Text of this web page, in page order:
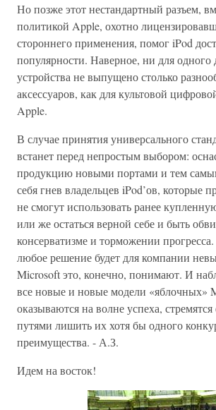
Но позже этот нестандартный разъем,
политикой Apple, охотно
стороннего применения, помог iPod
популярности. Наверное, ни для одного
устройства не выпущено столько
аксессуаров, как для культовой
Apple.
В случае принятия универсального
встанет перед непростым выбором:
продукцию новыми портами и тем
себя гнев владельцев iPod’ов, которые
не смогут использовать ранее
или же остаться верной себе и быть
консерватизме и торможении
любое решение будет для компании
Microsoft это, конечно, понимают. И
все новые и новые модели «яблочных»
оказываются на волне успеха,
путями лишить их хотя бы одного
преимущества. - А.З.
Идем на восток!